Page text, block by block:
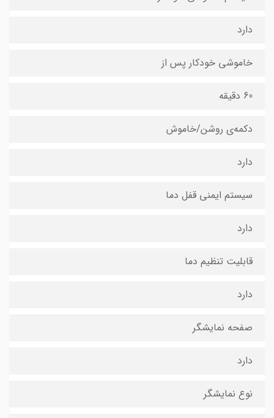
دارد
خاموشی خودکار پس از
60 دقیقه
دکمه‌ی روشن/خاموش
دارد
سیستم ایمنی قفل دما
دارد
قابلیت تنظیم دما
دارد
صفحه نمایشگر
دارد
نوع نمایشگر